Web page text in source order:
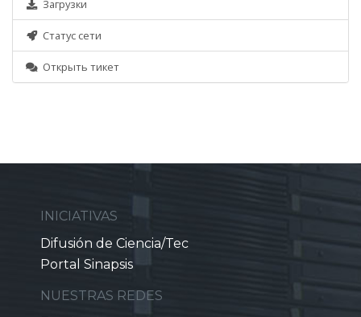
Загрузки
Статус сети
Открыть тикет
INICIATIVAS
Difusión de Ciencia/Tec
Portal Sinapsis
NUESTRAS REDES